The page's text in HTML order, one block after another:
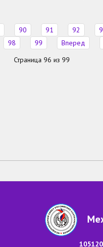
90 91 92
98 99
Вперед
Страница 96 из 99